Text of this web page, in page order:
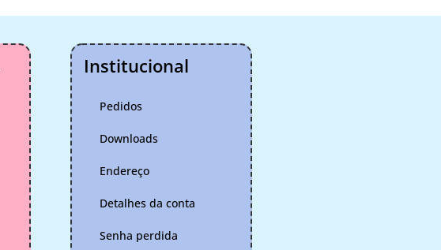
Institucional
Pedidos
Downloads
Endereço
Detalhes da conta
Senha perdida